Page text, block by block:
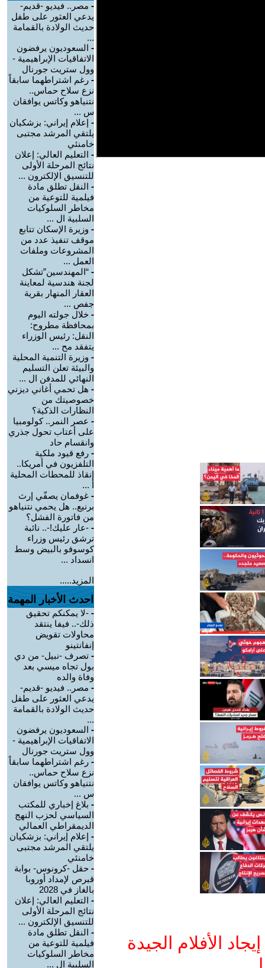
الأفلام الجيدة
- مصر.. فيديو -قديم-
يدعي العثور على طفل
حديث الولادة بالقمامة
...
- السعوديون يرفضون
الاتفاقيات الإبراهيمية -
وول ستريت جورنال
- رغم اشتراطهما سابقاً
نزع سلاح حماس..
نتنياهو وكاتس يوافقان
س ...
- إعلام إيراني: بزشكيان
يلتقي المرشد مجتبى
خامنئي
- التعليم العالي: إعلان
نتائج المرحلة الأولى
للتنسيق الإلكترون ...
- النقل تطلق مادة
فيلمية للتوعية من
مخاطر السلوكيات
السلبية ال ...
- وزيرة الإسكان تتابع
موقف تنفيذ عدد من
المشروعات وملفات
العمل ...
- “المهندسين”تشكل
لجنة هندسية لمعاينة
العقار المنهار بقرية
جفص ...
- خلال جولته اليوم
بمحافظة مطروح:
النقل: رئيس الوزراء
يتفقد مح ...
- وزيرة التنمية المحلية
والبيئة تعلن التسليم
النهائي للمدفن ال ...
- هل تحمي أغاني ديزني
خصوصيتك من
النظارات الذكية؟
- عصر النمر.. كولومبيا
على أعتاب تحول جذري
وانقسام حاد
- رفع قيود ملكية
التلفزيون في أمريكا..
إنقاذ للمحطات المحلية
أ ...
- غوفمان يصفّي إرث
برنيع.. هل يحمي نتنياهو
من فاتورة الفشل؟
- -عار عليك!-.. نائبة
ترشق رئيس وزراء
كوسوفو بالبيض وسط
انسداد ...
المزيد.....
احدث الأخبار المهمة
- -لا يمكنكم تحقيق
ذلك-.. فيفا ينتقد
محاولات تقويض
إنفانتينو
- تصرف -نبيل- من دي
بول تجاه ميسي بعد
وفاة والده
- مصر.. فيديو -قديم-
يدعي العثور على طفل
حديث الولادة بالقمامة
...
- السعوديون يرفضون
الاتفاقيات الإبراهيمية -
وول ستريت جورنال
- رغم اشتراطهما سابقاً
نزع سلاح حماس..
نتنياهو وكاتس يوافقان
س ...
- بلاغ إخباري للمكتب
السياسي لحزب النهج
الديمقراطي العمالي
- إعلام إيراني: بزشكيان
يلتقي المرشد مجتبى
خامنئي
- حقل -كرونوس- بوابة
قبرص لإمداد أوروبا
بالغاز في 2028
- التعليم العالي: إعلان
نتائج المرحلة الأولى
للتنسيق الإلكترون ...
- النقل تطلق مادة
فيلمية للتوعية من
مخاطر السلوكيات
السلبية ال ...